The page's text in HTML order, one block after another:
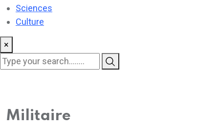
Sciences
Culture
×
Militaire